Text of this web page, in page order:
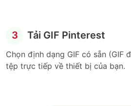
3 Tải GIF Pinterest
Chọn định dạng GIF có sẵn (GIF
tệp trực tiếp về thiết bị của bạn.